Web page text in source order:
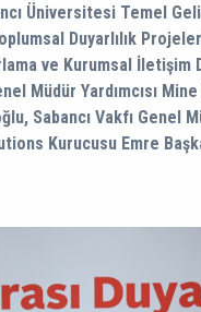
Üniversitesi Temel
Duyarlılık
ve Kurumsal
Müdür Yardımcısı
Sabancı Vakfı Genel
Kurucusu Emre